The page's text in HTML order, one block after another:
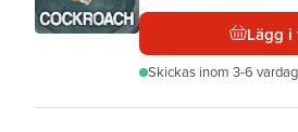
Lägg i
Skickas inom 3-6